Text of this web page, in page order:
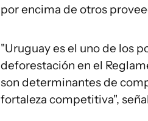
por encima de otros
"Uruguay es el uno de los
deforestación en el
son determinantes de
fortaleza competitiva",